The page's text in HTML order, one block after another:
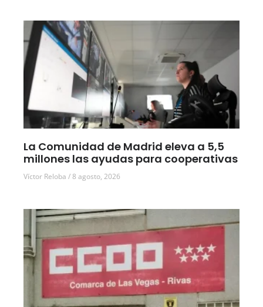
La Comunidad de Madrid eleva a 5,5
millones las ayudas para cooperativas
Víctor Reloba 8 agosto, 2026